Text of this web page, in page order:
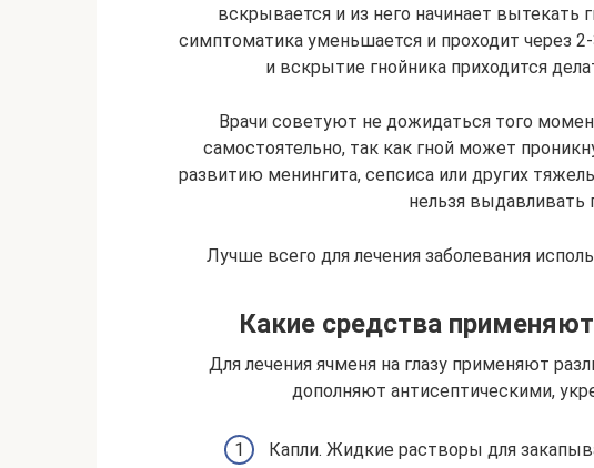
вскрывается и из него начинает вытекать
симптоматика уменьшается и проходит через
и вскрытие гнойника приходится
Врачи советуют не дожидаться того
самостоятельно, так как гной может
развитию менингита, сепсиса или других
нельзя выдавливать
Лучше всего для лечения заболевания
Какие средства
Для лечения ячменя на глазу применяют
дополняют антисептическими,
Капли. Жидкие растворы для